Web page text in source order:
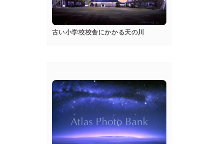
古い小学校校舎にかかる天の川
popup Details